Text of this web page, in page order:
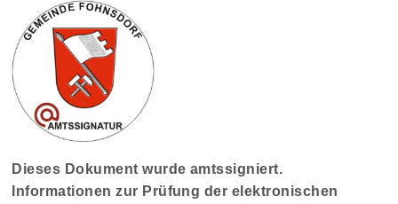
Dieses Dokument wurde amtssigniert.
Informationen zur Prüfung der elektronischen